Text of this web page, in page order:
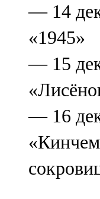
— 14
«1945»
— 15
— 16